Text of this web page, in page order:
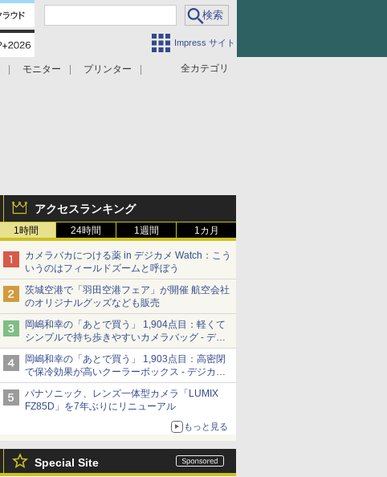
Impress サイト
全カテゴリ
モニター
プリンター
アクセスランキング
1時間 24時間 1週間 1カ月
カメラバカにつける薬 in デジカメ Watch：こう
いうのはフィールドズームと呼ぼう
茨城空港で「羽田空港フェア」が開催 航空会社
のオリジナルグッズなども販売
岡嶋和幸の「あとで買う」 1,904点目：軽くて
シンプルで持ち歩きやすいカメラバッグ - デジ
カメ Watch
岡嶋和幸の「あとで買う」 1,903点目：高密閉
で保冷効果が高いクーラーボックス - デジカメ
Watch
パナソニック、レンズ一体型カメラ「LUMIX
FZ85D」を7年ぶりにリニューアル
もっと見る
Special Site